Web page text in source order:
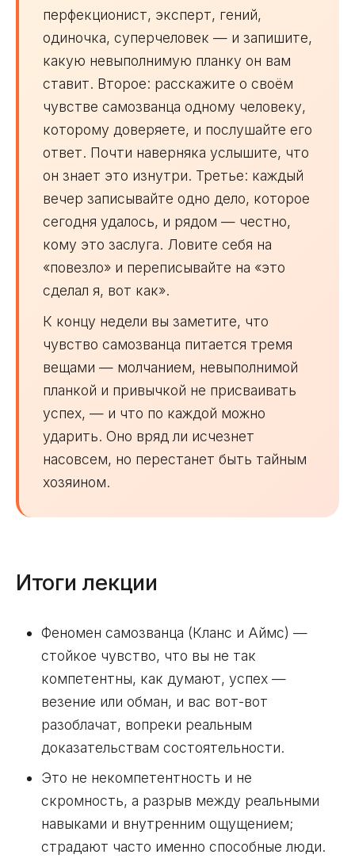
перфекционист, эксперт, гений,
одиночка, суперчеловек — и запишите,
какую невыполнимую планку он вам
ставит. Второе: расскажите о своём
чувстве самозванца одному человеку,
которому доверяете, и послушайте его
ответ. Почти наверняка услышите, что
он знает это изнутри. Третье: каждый
вечер записывайте одно дело, которое
сегодня удалось, и рядом — честно,
кому это заслуга. Ловите себя на
«повезло» и переписывайте на «это
сделал я, вот как».
К концу недели вы заметите, что
чувство самозванца питается тремя
вещами — молчанием, невыполнимой
планкой и привычкой не присваивать
успех, — и что по каждой можно
ударить. Оно вряд ли исчезнет
насовсем, но перестанет быть тайным
хозяином.
Итоги лекции
Феномен самозванца (Кланс и Аймс) —
стойкое чувство, что вы не так
компетентны, как думают, успех —
везение или обман, и вас вот-вот
разоблачат, вопреки реальным
доказательствам состоятельности.
Это не некомпетентность и не
скромность, а разрыв между реальными
навыками и внутренним ощущением;
страдают часто именно способные люди.